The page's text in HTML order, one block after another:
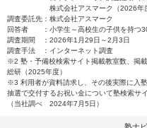
株式会社アスマーク（2026年
調査委託先：株式会社アスマーク
回答者 ：小学生～高校生の子供を持つ
調査期間 ：2026年1月29日～2月3日
調査手法 ：インターネット調査
※2 塾・予備校検索サイト掲載教室数、掲
総研（2025年度）
※3 利用者が資料請求し、その後実際に入
抽選で交付するお祝い金について塾検索サ
（当社調べ 2024年7月5日）